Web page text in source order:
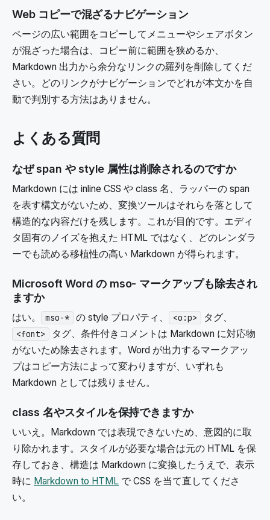
Web コピーで混ざるナビゲーション
ページの広い範囲をコピーしてメニューやシェアボタン
が混ざった場合は、コピー前に範囲を狭めるか、
Markdown 出力から余分なリンクの羅列を削除してくだ
さい。どのリンクがナビゲーションでどれが本文かを自
動で判別する方法はありません。
よくある質問
なぜ span や style 属性は削除されるのですか
Markdown には inline CSS や class 名、ラッパーの span
を表す構文がないため、変換ツールはそれらを落として
構造的な内容だけを残します。これが目的です。エディ
タ固有のノイズを抱えた HTML ではなく、どのレンダラ
ーでも読める移植性の高い Markdown が得られます。
Microsoft Word の mso- マークアップも除去され
ますか
はい。 mso-* の style プロパティ、 <o:p> タグ、
<font>
タグ、条件付きコメントは Markdown に対応物
がないため除去されます。Word が出力するマークアッ
プはコピー方法によって変わりますが、いずれも
Markdown としては残りません。
class 名やスタイルを保持できますか
いいえ。Markdown では表現できないため、意図的に取
り除かれます。スタイルが必要な場合は元の HTML を保
存しておき、構造は Markdown に変換したうえで、表示
時に Markdown to HTML で CSS を当て直してくださ
い。